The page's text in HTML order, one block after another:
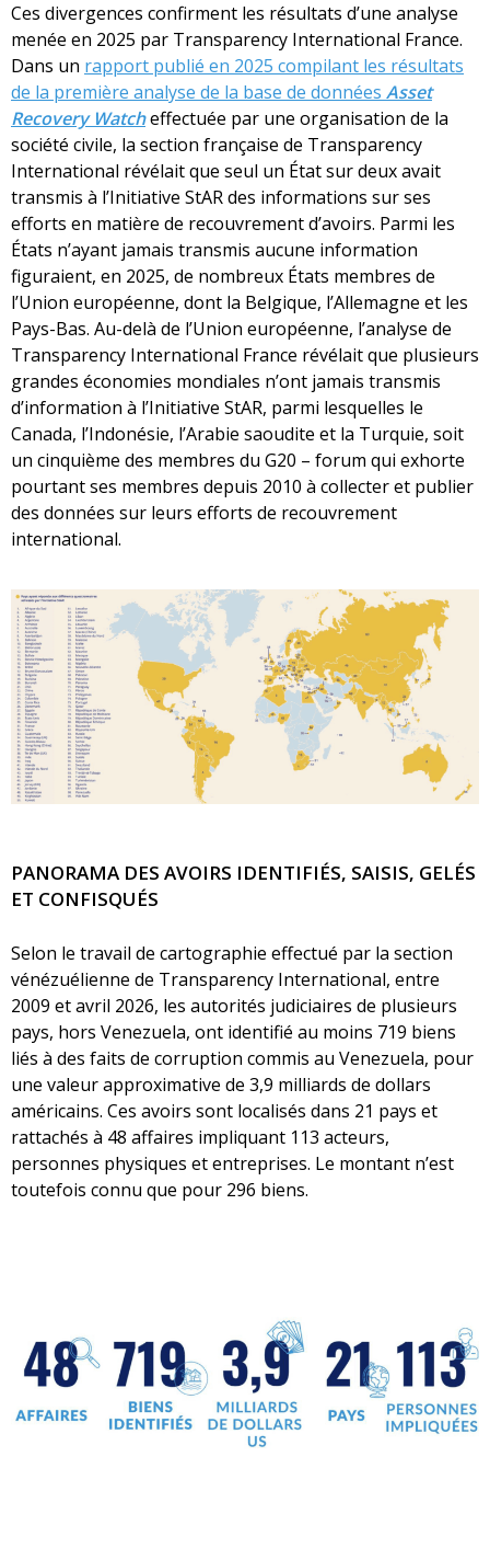
Ces divergences confirment les résultats d’une analyse
menée en 2025 par Transparency International France.
Dans un rapport publié en 2025 compilant les résultats
de la première analyse de la base de données Asset
Recovery Watcheffectuée par une organisation de la
société civile, la section française de Transparency
International révélait que seul un État sur deux avait
transmis à l’Initiative StAR des informations sur ses
efforts en matière de recouvrement d’avoirs. Parmi les
États n’ayant jamais transmis aucune information
figuraient, en 2025, de nombreux États membres de
l’Union européenne, dont la Belgique, l’Allemagne et les
Pays-Bas. Au-delà de l’Union européenne, l’analyse de
Transparency International France révélait que plusieurs
grandes économies mondiales n’ont jamais transmis
d’information à l’Initiative StAR, parmi lesquelles le
Canada, l’Indonésie, l’Arabie saoudite et la Turquie, soit
un cinquième des membres du G20 – forum qui exhorte
pourtant ses membres depuis 2010 à collecter et publier
des données sur leurs efforts de recouvrement
international.
PANORAMA DES AVOIRS IDENTIFIÉS, SAISIS, GELÉS
ET CONFISQUÉS
Selon le travail de cartographie effectué par la section
vénézuélienne de Transparency International, entre
2009 et avril 2026, les autorités judiciaires de plusieurs
pays, hors Venezuela, ont identifié au moins 719 biens
liés à des faits de corruption commis au Venezuela, pour
une valeur approximative de 3,9 milliards de dollars
américains. Ces avoirs sont localisés dans 21 pays et
rattachés à 48 affaires impliquant 113 acteurs,
personnes physiques et entreprises. Le montant n’est
toutefois connu que pour 296 biens.